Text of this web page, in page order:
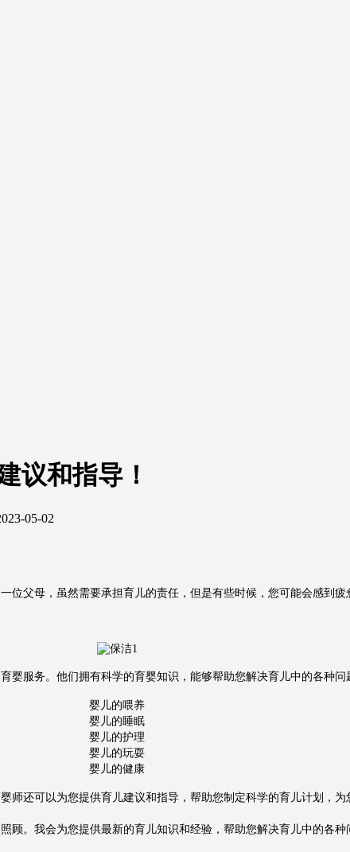
议和指导！
05-02
位父母， 虽然需要承担育儿的责任，但是有些时候，您可能会感到
服务。他们拥有科学的育婴知识，能够帮助您解决育儿中的各种问
婴儿的喂养
婴儿的睡眠
婴儿的护理
婴儿的玩耍
婴儿的健康
还可以为您提供育儿建议和指导，帮助您制定科学的育儿计划，为
顾。我会为您提供最新的育儿知识和经验，帮助您解决育儿中的各